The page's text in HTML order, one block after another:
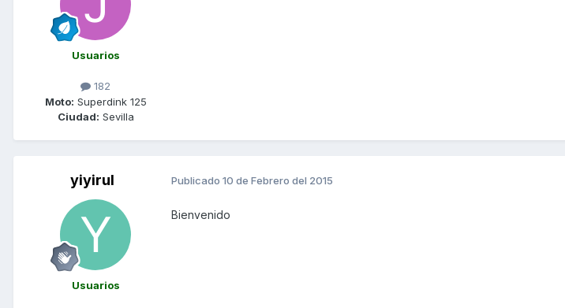
Usuarios
182
Moto: Superdink 125
Ciudad: Sevilla
yiyirul
Usuarios
Publicado 10 de Febrero del 2015
Bienvenido